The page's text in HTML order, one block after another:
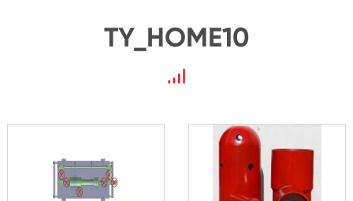
TY_HOME10